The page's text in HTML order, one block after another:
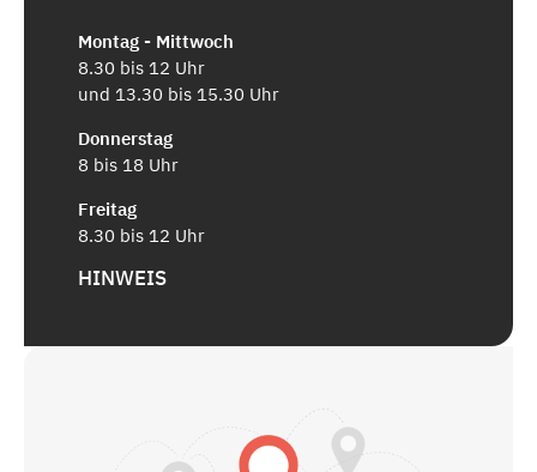
Montag - Mittwoch
8.30 bis 12 Uhr
und 13.30 bis 15.30 Uhr
Donnerstag
8 bis 18 Uhr
Freitag
8.30 bis 12 Uhr
HINWEIS